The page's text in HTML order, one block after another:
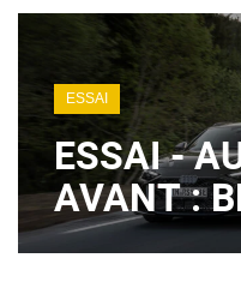
ESSAI
ESSAI -
AVANT :
DE